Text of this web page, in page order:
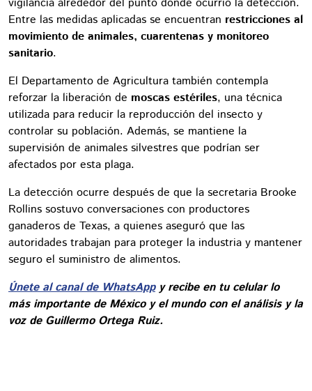
Entre las medidas aplicadas se encuentran restricciones al
movimiento de animales, cuarentenas y monitoreo
sanitario.
El Departamento de Agricultura también contempla
reforzar la liberación de moscas estériles, una técnica
utilizada para reducir la reproducción del insecto y
controlar su población. Además, se mantiene la
supervisión de animales silvestres que podrían ser
afectados por esta plaga.
La detección ocurre después de que la secretaria Brooke
Rollins sostuvo conversaciones con productores
ganaderos de Texas, a quienes aseguró que las
autoridades trabajan para proteger la industria y mantener
seguro el suministro de alimentos.
Únete al canal de WhatsAppy recibe en tu celular lo
más importante de México y el mundo con el análisis y la
voz de Guillermo Ortega Ruiz.